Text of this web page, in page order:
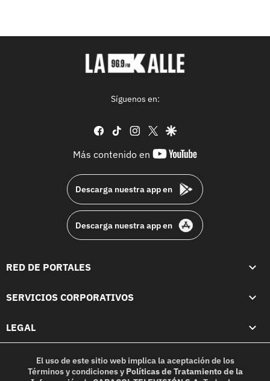
Síguenos en:
facebook
tiktok instagram
twittergoogle
Más contenido en
youtube-
Descarga nuestra app en
Descarga nuestra app en
RED DE PORTALES
SERVICIOS CORPORATIVOS
LEGAL
El uso de este sitio web implica la aceptación de los
Términos y condicionesy Políticas de Tratamiento de la